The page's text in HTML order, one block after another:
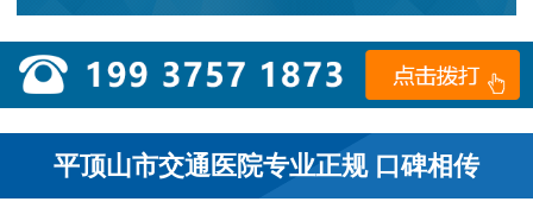
平顶山市交通医院专业正规 口碑相传